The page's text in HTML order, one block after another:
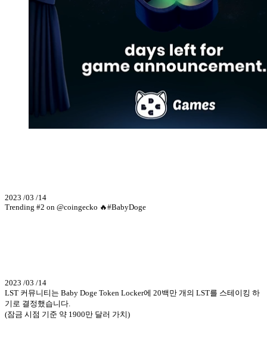
2023 /03 /14
Trending #2 on @coingecko 🔥#BabyDoge
2023 /03 /14
LST 커뮤니티는 Baby Doge Token Locker에 20백만 개의 LST를 스테이킹 하
기로 결정했습니다.
(잠금 시점 기준 약 1900만 달러 가치)